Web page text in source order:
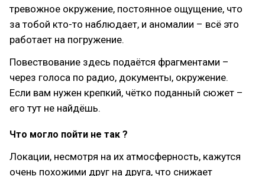
тревожное окружение, постоянное ощущение, что
за тобой кто-то наблюдает, и аномалии – всё это
работает на погружение.
Повествование здесь подаётся фрагментами –
через голоса по радио, документы, окружение.
Если вам нужен крепкий, чётко поданный сюжет –
его тут не найдёшь.
Что могло пойти не так ?
Локации, несмотря на их атмосферность, кажутся
очень похожими друг на друга, что снижает